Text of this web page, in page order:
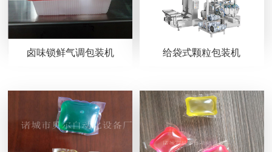
卤味锁鲜气调包装机 给袋式颗粒包装机